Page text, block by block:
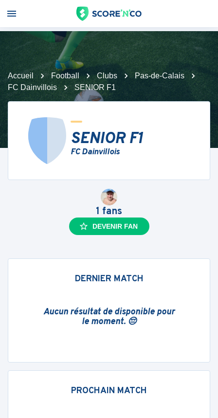
Accueil Football Clubs
Pas-de-Calais
FC Dainvillois
SENIOR F1
SENIOR F1
FC Dainvillois
1 fans
DEVENIR FAN
DERNIER MATCH
Aucun résultat de disponible pour
le moment. 😔
PROCHAIN MATCH